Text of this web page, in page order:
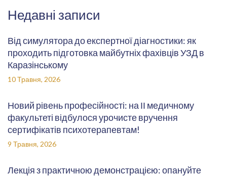
Недавні записи
Від симулятора до експертної діагностики: як
проходить підготовка майбутніх фахівців УЗД в
Каразінському
10 Травня, 2026
Новий рівень професійності: на ІІ медичному
факультеті відбулося урочисте вручення
сертифікатів психотерапевтам!
9 Травня, 2026
Лекція з практичною демонстрацією: опануйте